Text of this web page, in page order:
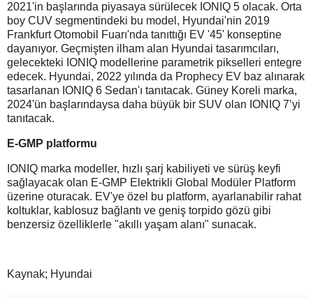
2021'in başlarında piyasaya sürülecek IONIQ 5 olacak. Orta
boy CUV segmentindeki bu model, Hyundai'nin 2019
Frankfurt Otomobil Fuarı'nda tanıttığı EV '45' konseptine
dayanıyor. Geçmişten ilham alan Hyundai tasarımcıları,
gelecekteki IONIQ modellerine parametrik pikselleri entegre
edecek. Hyundai, 2022 yılında da Prophecy EV baz alınarak
tasarlanan IONIQ 6 Sedan'ı tanıtacak. Güney Koreli marka,
2024'ün başlarındaysa daha büyük bir SUV olan IONIQ 7’yi
tanıtacak.
E-GMP platformu
IONIQ marka modeller, hızlı şarj kabiliyeti ve sürüş keyfi
sağlayacak olan E-GMP Elektrikli Global Modüler Platform
üzerine oturacak. EV'ye özel bu platform, ayarlanabilir rahat
koltuklar, kablosuz bağlantı ve geniş torpido gözü gibi
benzersiz özelliklerle "akıllı yaşam alanı" sunacak.
Kaynak; Hyundai